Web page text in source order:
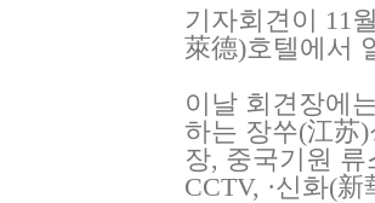
기자회견이 11
萊德)호텔에서
이날 회견장에
하는 장쑤(江苏
장, 중국기원
CCTV, ·신화(